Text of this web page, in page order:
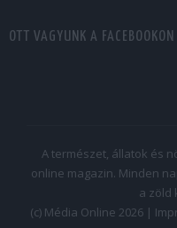
OTT VAGYUNK A FACEBOOKON
A természet, állatok és
online magazin. Minden
a zöld
(c) Média Online 2026 |